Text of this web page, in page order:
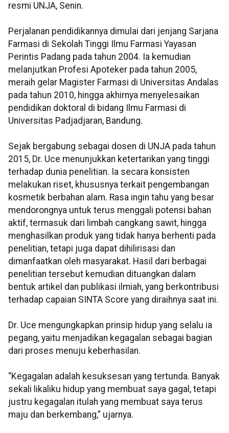
resmi UNJA, Senin.
Perjalanan pendidikannya dimulai dari jenjang Sarjana
Farmasi di Sekolah Tinggi Ilmu Farmasi Yayasan
Perintis Padang pada tahun 2004. Ia kemudian
melanjutkan Profesi Apoteker pada tahun 2005,
meraih gelar Magister Farmasi di Universitas Andalas
pada tahun 2010, hingga akhirnya menyelesaikan
pendidikan doktoral di bidang Ilmu Farmasi di
Universitas Padjadjaran, Bandung.
Sejak bergabung sebagai dosen di UNJA pada tahun
2015, Dr. Uce menunjukkan ketertarikan yang tinggi
terhadap dunia penelitian. Ia secara konsisten
melakukan riset, khususnya terkait pengembangan
kosmetik berbahan alam. Rasa ingin tahu yang besar
mendorongnya untuk terus menggali potensi bahan
aktif, termasuk dari limbah cangkang sawit, hingga
menghasilkan produk yang tidak hanya berhenti pada
penelitian, tetapi juga dapat dihilirisasi dan
dimanfaatkan oleh masyarakat. Hasil dari berbagai
penelitian tersebut kemudian dituangkan dalam
bentuk artikel dan publikasi ilmiah, yang berkontribusi
terhadap capaian SINTA Score yang diraihnya saat ini.
Dr. Uce mengungkapkan prinsip hidup yang selalu ia
pegang, yaitu menjadikan kegagalan sebagai bagian
dari proses menuju keberhasilan.
“Kegagalan adalah kesuksesan yang tertunda. Banyak
sekali likaliku hidup yang membuat saya gagal, tetapi
justru kegagalan itulah yang membuat saya terus
maju dan berkembang,” ujarnya.